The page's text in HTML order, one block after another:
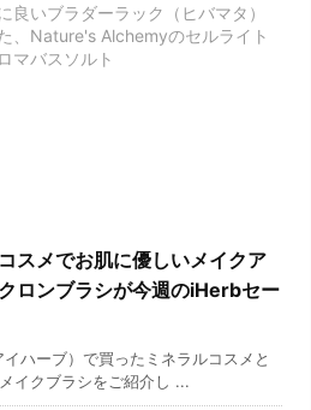
良いブラダーラック（ヒバマタ）
、Nature's Alchemyのセルライト
マバスソルト
スメでお肌に優しいメイクア
ロンブラシが今週のiHerbセー
ハーブ）で買ったミネラルコスメと
イクブラシをご紹介し ...